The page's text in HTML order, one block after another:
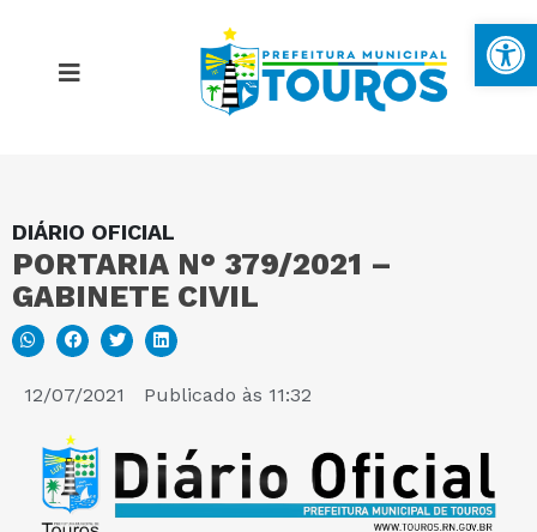
DIÁRIO OFICIAL
PORTARIA N° 379/2021 –
GABINETE CIVIL
12/07/2021 Publicado às 11:32
MAPA DO SITE
PORTAL DA TRANSPARÊNCIA
E-SIC
PERGUNTAS FREQUENTES